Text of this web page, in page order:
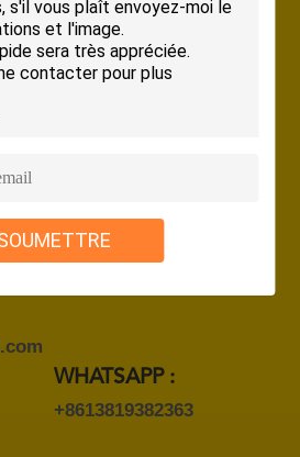
de Beijing)
(Le temps de travail)
:
WHATSAPP :
+8613819382363